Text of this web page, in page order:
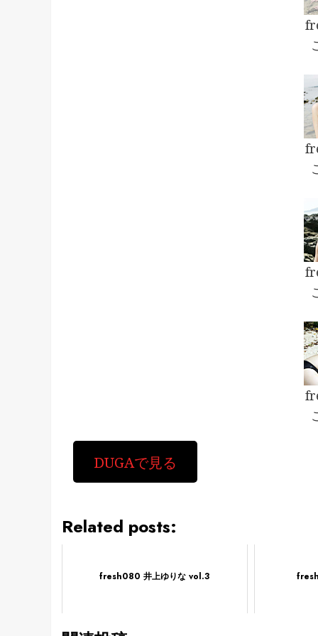
DUGAで見る
Related posts:
fresh080 井上ゆりな vol.3